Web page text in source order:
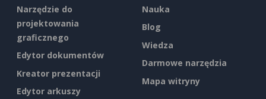
Narzędzie do
projektowania
graficznego
Edytor dokumentów
Kreator prezentacji
Edytor arkuszy
Nauka
Blog
Wiedza
Darmowe narzędzia
Mapa witryny